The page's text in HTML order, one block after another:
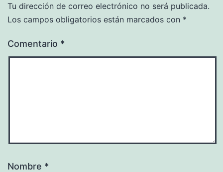
Tu dirección de correo electrónico no será publicada.
Los campos obligatorios están marcados con *
Comentario *
Nombre *